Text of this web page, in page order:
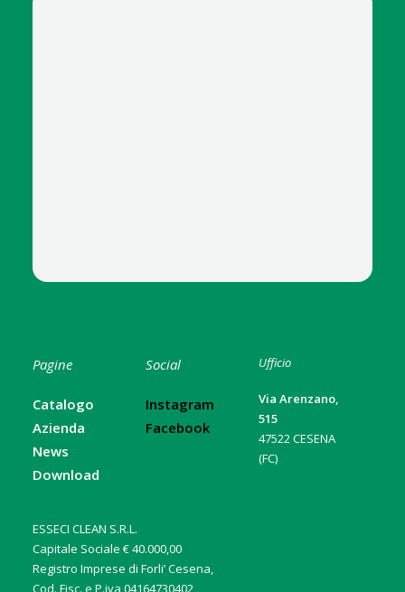
Pagine
Catalogo
Azienda
News
Download
Social
Instagram
Facebook
Ufficio
Via Arenzano,
515
47522 CESENA
(FC)
ESSECI CLEAN S.R.L.
Capitale Sociale € 40.000,00
Registro Imprese di Forli’ Cesena,
Cod. Fisc. e P.iva 04164730402